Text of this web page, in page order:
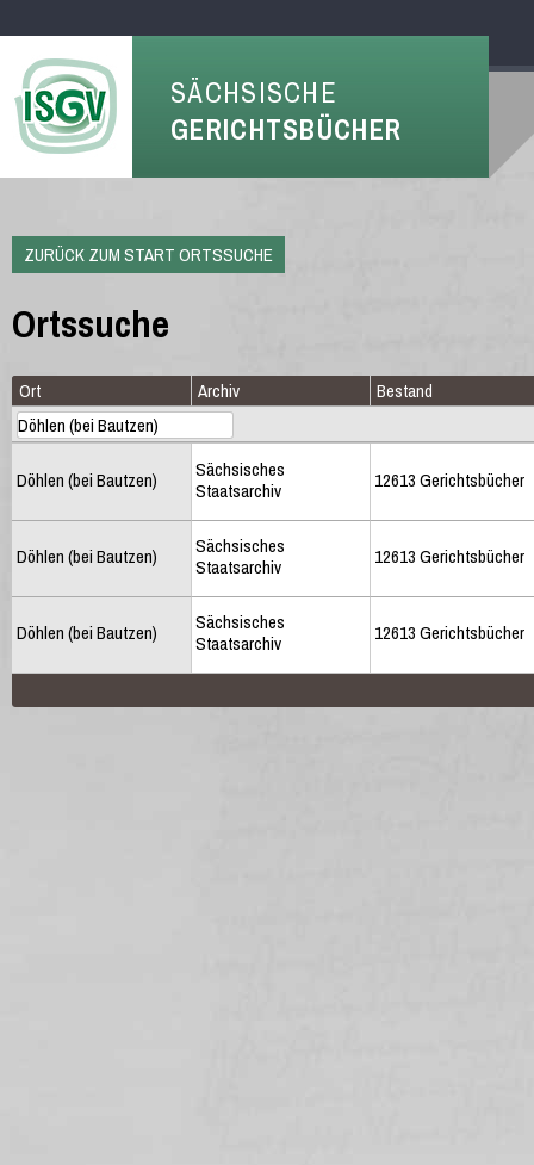
SÄCHSISCHE
GERICHTSBÜCHER
ZURÜCK ZUM START ORTSSUCHE
Ortssuche
Ort Archiv Bestand
Döhlen (bei Bautzen)
Sächsisches
Staatsarchiv
12613 Gerichtsbücher
Döhlen (bei Bautzen)
Sächsisches
Staatsarchiv
12613 Gerichtsbücher
Döhlen (bei Bautzen)
Sächsisches
Staatsarchiv
12613 Gerichtsbücher